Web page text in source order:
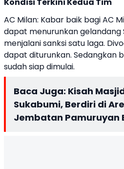
AC Milan: Kabar baik bagi AC
dapat menurunkan gelandang
menjalani sanksi satu laga.
dapat diturunkan. Sedangkan
sudah siap dimulai.
Baca Juga: Kisah
Sukabumi, Berdiri di
Jembatan Pamuruyan